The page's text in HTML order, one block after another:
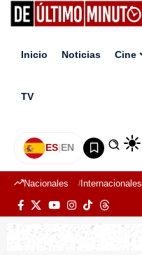
Inicio Noticias Cine
TV
ES|EN
Nacionales Internacionales